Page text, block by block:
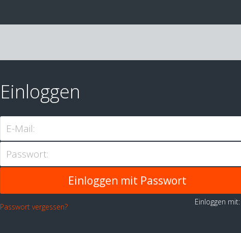
Einloggen
E-Mail:
Passwort:
Passwort vergessen?
Einloggen